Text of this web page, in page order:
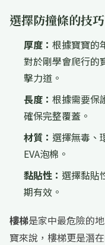
選擇防撞條的技巧
厚度： 根據寶寶的
對於剛學會爬行的
擊力道。
長度： 根據需要保
確保完整覆蓋。
材質： 選擇無毒、
EVA泡棉。
黏貼性： 選擇黏貼
期有效。
樓梯是家中最危險的
寶來說，樓梯更是潛